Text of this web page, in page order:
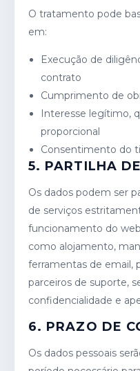
O tratamento pode
em:
Execução de
contrato
Cumprimento de
Interesse legítimo,
proporcional
Consentimento do
5. PARTILHA
Os dados podem ser
de serviços
funcionamento do
como alojamento,
ferramentas de email,
parceiros de suporte,
confidencialidade e
6. PRAZO DE
Os dados pessoais